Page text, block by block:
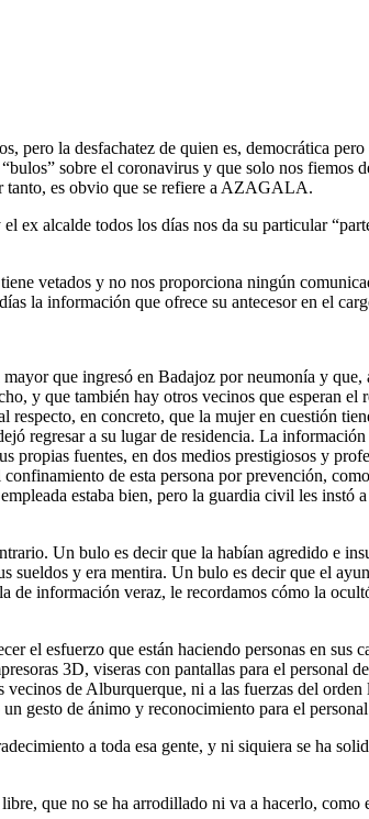
pero la desfachatez de quien es, democrática
sobre el coronavirus y que solo nos fiemos
tanto, es obvio que se refiere a AZAGALA.
ex alcalde todos los días nos da su particular
vetados y no nos proporciona ningún
la información que ofrece su antecesor en el
que ingresó en Badajoz por neumonía y
y que también hay otros vecinos que esperan
en concreto, que la mujer en cuestión
regresar a su lugar de residencia. La
propias fuentes, en dos medios prestigiosos y
de esta persona por prevención,
estaba bien, pero la guardia civil les instó
Un bulo es decir que la habían agredido e
y era mentira. Un bulo es decir que el
información veraz, le recordamos cómo la
el esfuerzo que están haciendo personas en sus
3D, viseras con pantallas para el personal
de Alburquerque, ni a las fuerzas del
gesto de ánimo y reconocimiento para el
a toda esa gente, y ni siquiera se ha
que no se ha arrodillado ni va a hacerlo,